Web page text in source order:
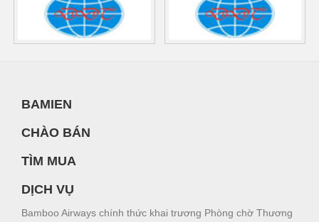
BAMIEN
CHÀO BÁN
TÌM MUA
DỊCH VỤ
Bamboo Airways chính thức khai trương Phòng chờ Thương